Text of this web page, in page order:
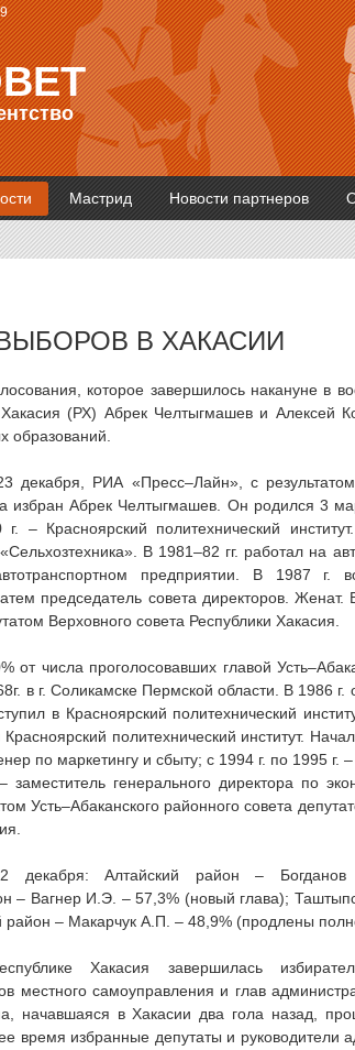
Мастрид Новости партнеров
В ХАКАСИИ
которое завершилось накануне в
(РХ) Абрек Челтыгмашев и Алексей
образований.
декабря, РИА «Пресс–Лайн», с
избран Абрек Челтыгмашев. Он родился 3
– Красноярский политехнический
В 1981–82 гг. работал на
предприятии. В 1987 г.
председатель совета директоров.
Верховного совета Республики Хакасия.
от числа проголосовавших главой
в г. Соликамске Пермской области. В 1986
в Красноярский политехнический
политехнический институт.
по маркетингу и сбыту; с 1994 г. по 1995
генерального директора по
Усть–Абаканского районного совета
декабря: Алтайский район –
– Вагнер И.Э. – 57,3% (новый глава);
– Макарчук А.П. – 48,9% (продлены
Хакасия завершилась
местного самоуправления и глав
начавшаяся в Хакасии два гола назад,
время избранные депутаты и руководители